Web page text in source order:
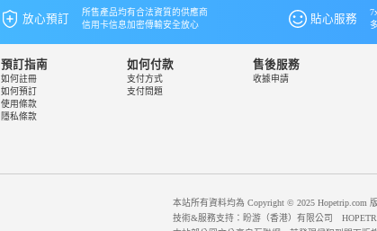
放心預訂
所售產品均有合法資質的供應商
信用卡信息加密傳輸安全放心
貼心服務
預訂指南
如何註冊
如何預訂
使用條款
隱私條款
如何付款
支付方式
支付問題
售後服務
收據申請
本站所有資料均為 Copyright © 2025 Hopetrip.com
技術&服務支持：盼游（香港）有限公司